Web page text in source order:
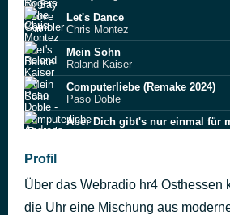
Let's Dance
Chris Montez
Mein Sohn
Roland Kaiser
Computerliebe (Remake 2024)
Paso Doble
Aber Dich gibt's nur einmal für
Wunderschön
Unheilig
Profil
Über das Webradio hr4 Osthessen
die Uhr eine Mischung aus